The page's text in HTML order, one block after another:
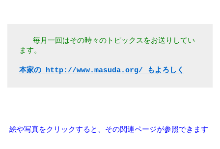
  毎月一回はその時々のトピックスをお送りしてい
ます。
本家の http://www.masuda.org/ もよろしく
絵や写真をクリックすると、その関連ページが参照できます